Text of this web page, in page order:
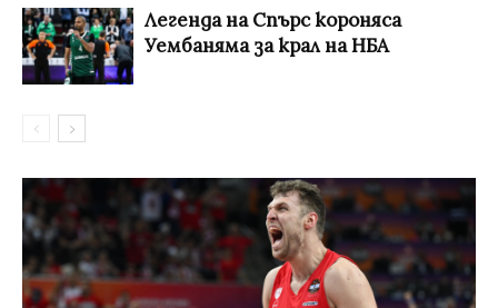
Легенда на Спърс короняса
Уембаняма за крал на НБА